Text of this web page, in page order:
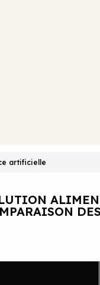
artificielle